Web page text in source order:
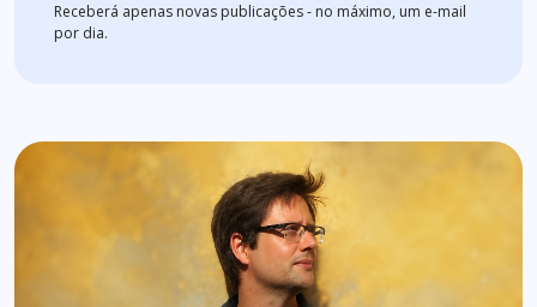
Receberá apenas novas publicações - no máximo, um e-mail
por dia.